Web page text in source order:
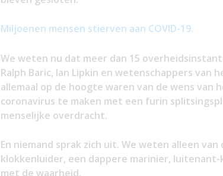
Miljoenen mensen stierven aan COVID-19.
We weten nu dat meer dan 15
Ralph Baric, Ian Lipkin en wetenschappers van
allemaal op de hoogte waren van de wens
coronavirus te maken met een furin
menselijke overdracht.
En niemand sprak zich uit. We weten alleen van
klokkenluider, een dappere marinier, luitenant-
met de waarheid.